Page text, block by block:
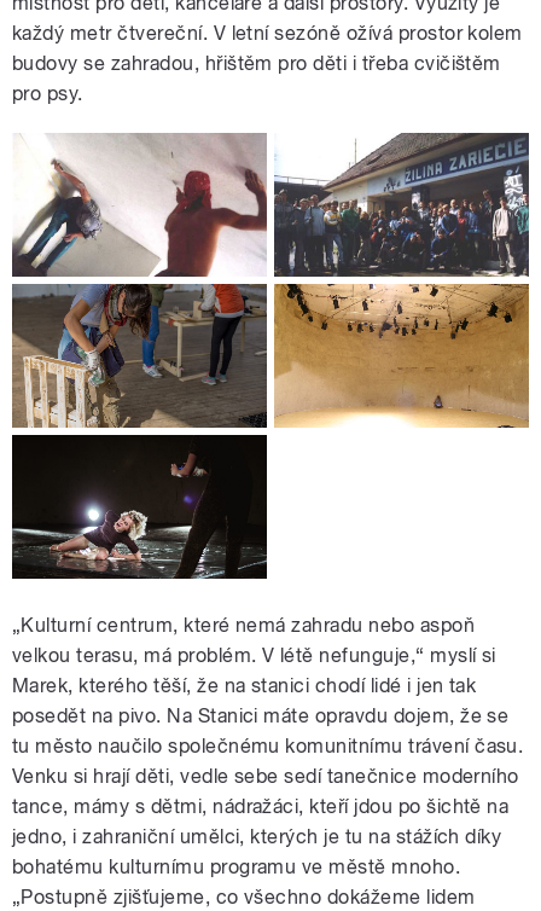
každý metr čtvereční. V letní sezóně ožívá prostor kolem
budovy se zahradou, hřištěm pro děti i třeba cvičištěm
pro psy.
„Kulturní centrum, které nemá zahradu nebo aspoň
velkou terasu, má problém. V létě nefunguje,“ myslí si
Marek, kterého těší, že na stanici chodí lidé i jen tak
posedět na pivo. Na Stanici máte opravdu dojem, že se
tu město naučilo společnému komunitnímu trávení času.
Venku si hrají děti, vedle sebe sedí tanečnice moderního
tance, mámy s dětmi, nádražáci, kteří jdou po šichtě na
jedno, i zahraniční umělci, kterých je tu na stážích díky
bohatému kulturnímu programu ve městě mnoho.
„Postupně zjišťujeme, co všechno dokážeme lidem